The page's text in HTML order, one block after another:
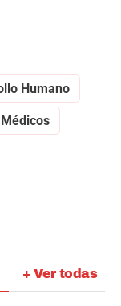
Humano
+ Ver todas